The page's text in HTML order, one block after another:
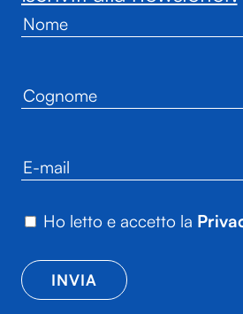
Ho letto e accetto la